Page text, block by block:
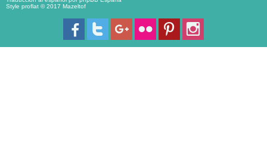
Style proflat © 2017 Mazeltof